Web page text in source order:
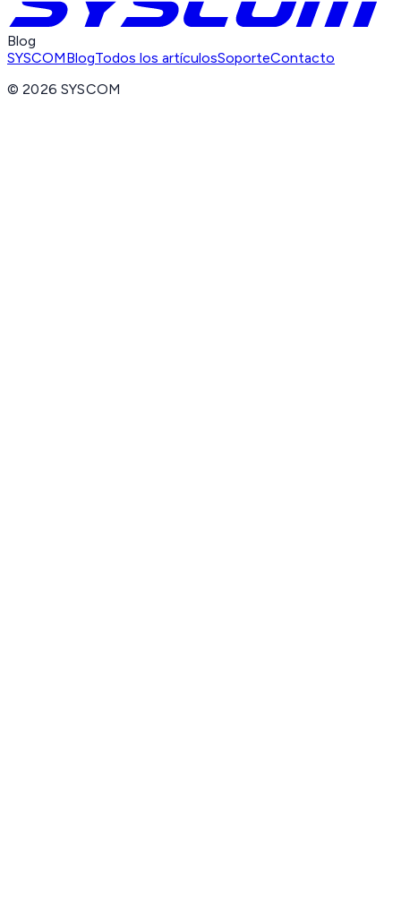
Blog
SYSCOMBlogTodos los artículosSoporteContacto
©2026 SYSCOM